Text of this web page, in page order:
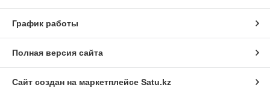
График работы
Полная версия сайта
Сайт создан на маркетплейсе Satu.kz